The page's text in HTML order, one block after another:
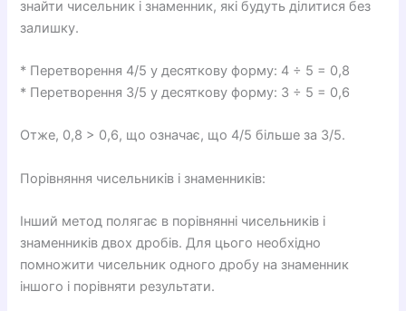
знайти чисельник і знаменник, які будуть ділитися без
залишку.
* Перетворення 4/5 у десяткову форму: 4 ÷ 5 = 0,8
* Перетворення 3/5 у десяткову форму: 3 ÷ 5 = 0,6
Отже, 0,8 > 0,6, що означає, що 4/5 більше за 3/5.
Порівняння чисельників і знаменників:
Інший метод полягає в порівнянні чисельників і
знаменників двох дробів. Для цього необхідно
помножити чисельник одного дробу на знаменник
іншого і порівняти результати.